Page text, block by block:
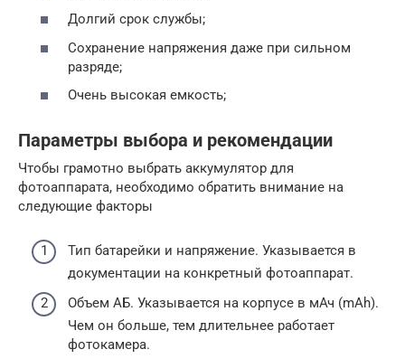
Долгий срок службы;
Сохранение напряжения даже при сильном
разряде;
Очень высокая емкость;
Параметры выбора и рекомендации
Чтобы грамотно выбрать аккумулятор для
фотоаппарата, необходимо обратить внимание на
следующие факторы
Тип батарейки и напряжение. Указывается в
документации на конкретный фотоаппарат.
Объем АБ. Указывается на корпусе в мАч (mAh).
Чем он больше, тем длительнее работает
фотокамера.